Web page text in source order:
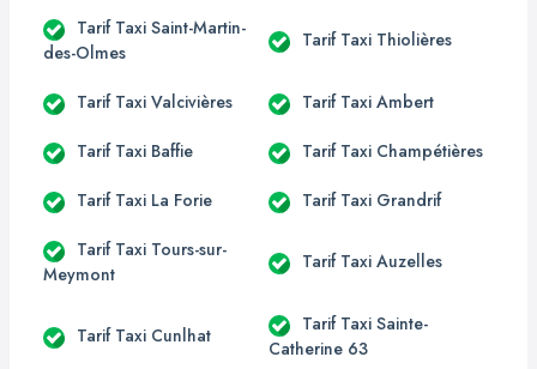
Tarif Taxi Saint-Martin-
des-Olmes
Tarif Taxi Thiolières
Tarif Taxi Valcivières Tarif Taxi Ambert
Tarif Taxi Baffie Tarif Taxi Champétières
Tarif Taxi La Forie Tarif Taxi Grandrif
Tarif Taxi Tours-sur-
Meymont
Tarif Taxi Auzelles
Tarif Taxi Cunlhat
Tarif Taxi Sainte-
Catherine 63